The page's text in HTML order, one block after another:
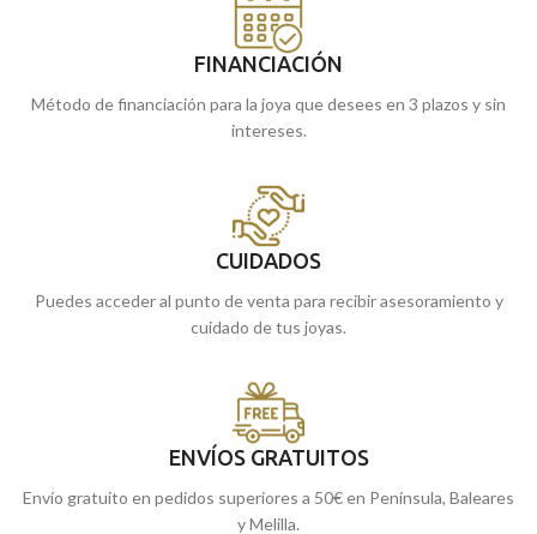
FINANCIACIÓN
Método de financiación para la joya que desees en 3 plazos y sin
intereses.
CUIDADOS
Puedes acceder al punto de venta para recibir asesoramiento y
cuidado de tus joyas.
ENVÍOS GRATUITOS
Envío gratuito en pedidos superiores a 50€ en Península, Baleares
y Melilla.